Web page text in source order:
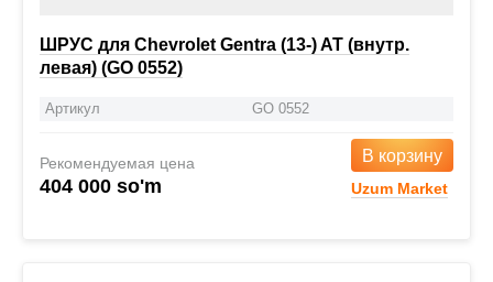
ШРУС для Chevrolet Gentra (13-) AT (внутр.
левая) (GO 0552)
Артикул GO 0552
Рекомендуемая цена
404 000 so'm
В корзину
Uzum Market